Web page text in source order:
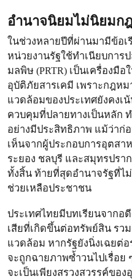
อำนาจนิยมไม่นิยมก
ในช่วงหลายปีที่ผ่านมามีข้อเ
หน่วยงานรัฐใช้ทำเนียบการ
มลพิษ (PRTR) เป็นเครื่องมื
อุบัติภัยสารเคมี เพราะกฎห
แวดล้อมของประเทศยังคงเ
ควบคุมที่ปลายทางเป็นหลัก
อย่างมีประสิทธิภาพ แม้ว่าก่
เห็นจากผู้ประกอบการอุตสา
ระยอง ชลบุรี และสมุทรปร
ทั้งสิ้น ท้ายที่สุดอำนาจรัฐที่ไ
ช่วยเหลือประชาชน
ประเทศไทยมีบทเรียนจาก
เสียที่เกิดขึ้นต่อทรัพย์สิน รว
แวดล้อม หากรัฐยังนิ่งเฉยต่
จะถูกฉายภาพซ้ำวนไปเรื่อย
จะเป็นเพียงสรวงสวรรค์ขอ